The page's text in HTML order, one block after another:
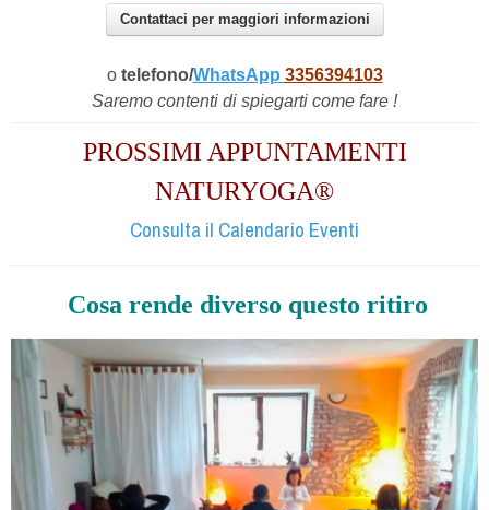
Contattaci per maggiori informazioni
o telefono/WhatsApp 3356394103
Saremo contenti di spiegarti come fare !
PROSSIMI APPUNTAMENTI
NATURYOGA®
Consulta il Calendario Eventi
Cosa rende diverso questo ritiro